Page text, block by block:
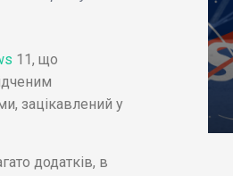
11, що
зацікавлений у
додатків, в
.